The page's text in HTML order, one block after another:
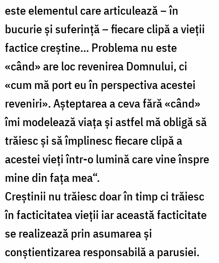
este elementul care articulează – în
bucurie și suferință – fiecare clipă a vieții
factice creștine... Problema nu este
«când» are loc revenirea Domnului, ci
«cum mă port eu în perspectiva acestei
reveniri». Așteptarea a ceva fără «când»
îmi modelează viața și astfel mă obligă să
trăiesc și să împlinesc fiecare clipă a
acestei vieți într-o lumină care vine înspre
mine din fața mea“.
Creștinii nu trăiesc doar în timp ci trăiesc
în facticitatea vieții iar această facticitate
se realizează prin asumarea și
conștientizarea responsabilă a parusiei.